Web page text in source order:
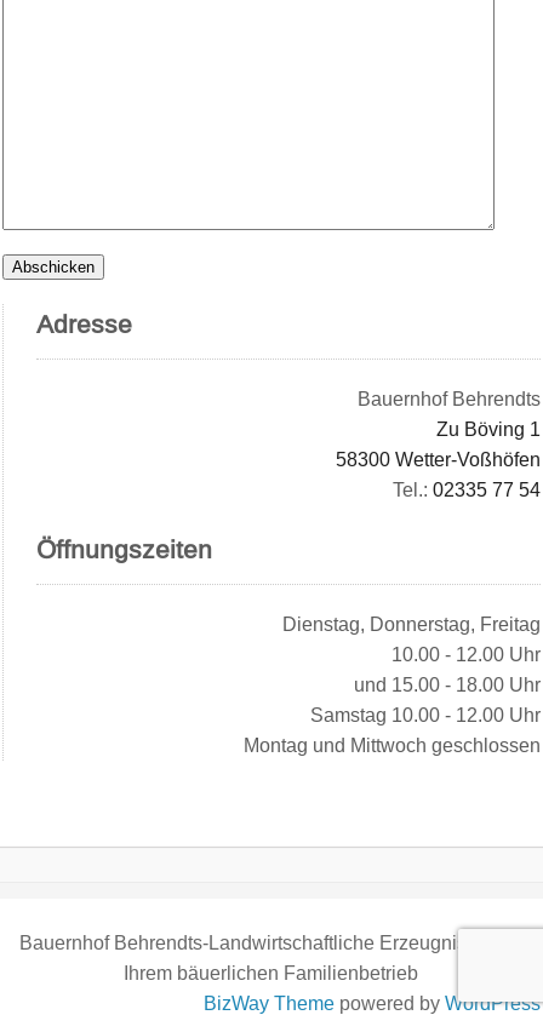
Adresse
Bauernhof Behrendts
Zu Böving 1
58300 Wetter-Voßhöfen
Tel.: 02335 77 54
Öffnungszeiten
Dienstag, Donnerstag, Freitag
10.00 - 12.00 Uhr
und 15.00 - 18.00 Uhr
Samstag 10.00 - 12.00 Uhr
Montag und Mittwoch geschlossen
Bauernhof Behrendts-Landwirtschaftliche Erzeugnisse aus
Ihrem bäuerlichen Familienbetrieb
BizWay Themepowered by WordPress